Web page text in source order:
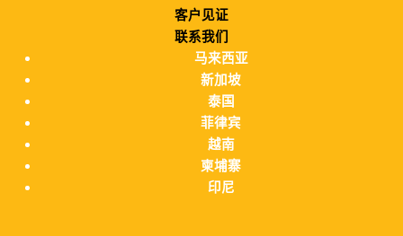
客户见证
联系我们
马来西亚
新加坡
泰国
菲律宾
越南
柬埔寨
印尼